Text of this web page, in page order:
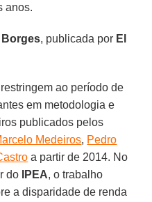
anos.
Borges, publicada por El
ao período de
em metodologia e
publicados pelos
Medeiros, Pedro
a partir de 2014. No
do
IPEA, o trabalho
a disparidade de renda